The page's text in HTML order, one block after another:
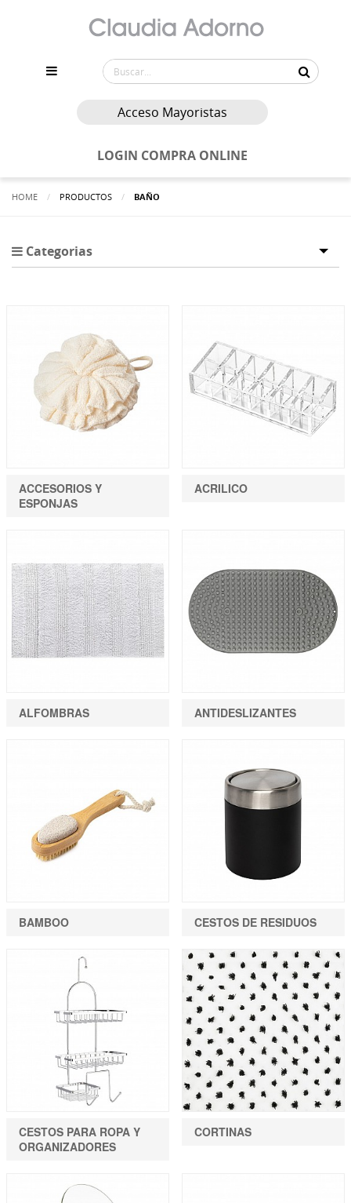
Acceso Mayoristas
LOGIN COMPRA ONLINE
HOME PRODUCTOS ACTUALMENTE:
BAÑO
Categorias
ACCESORIOS Y
ESPONJAS
ACRILICO
ALFOMBRAS ANTIDESLIZANTES
BAMBOO CESTOS DE RESIDUOS
CESTOS PARA ROPA Y
ORGANIZADORES
CORTINAS